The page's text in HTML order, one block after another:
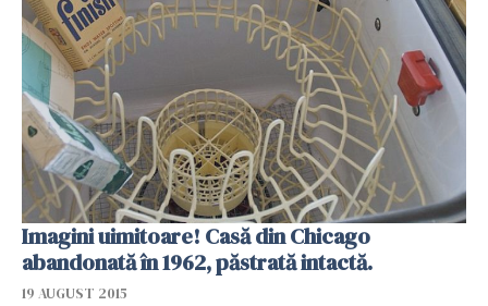
Imagini uimitoare! Casă din Chicago
abandonată în 1962, păstrată intactă.
19 AUGUST 2015